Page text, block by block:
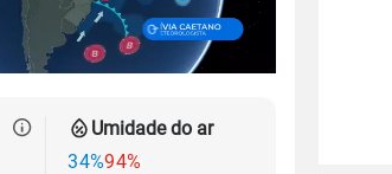
Umidade do ar
34%94%